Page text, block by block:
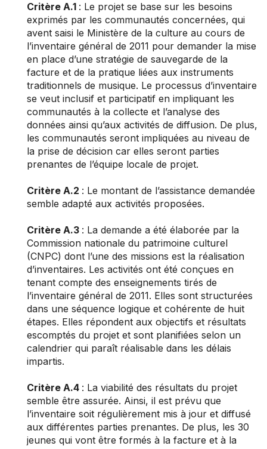
Critère A.1 : Le projet se base sur les besoins
exprimés par les communautés concernées, qui
avent saisi le Ministère de la culture au cours de
l’inventaire général de 2011 pour demander la mise
en place d’une stratégie de sauvegarde de la
facture et de la pratique liées aux instruments
traditionnels de musique. Le processus d’inventaire
se veut inclusif et participatif en impliquant les
communautés à la collecte et l’analyse des
données ainsi qu’aux activités de diffusion. De plus,
les communautés seront impliquées au niveau de
la prise de décision car elles seront parties
prenantes de l’équipe locale de projet.
Critère A.2 : Le montant de l’assistance demandée
semble adapté aux activités proposées.
Critère A.3 : La demande a été élaborée par la
Commission nationale du patrimoine culturel
(CNPC) dont l’une des missions est la réalisation
d’inventaires. Les activités ont été conçues en
tenant compte des enseignements tirés de
l’inventaire général de 2011. Elles sont structurées
dans une séquence logique et cohérente de huit
étapes. Elles répondent aux objectifs et résultats
escomptés du projet et sont planifiées selon un
calendrier qui paraît réalisable dans les délais
impartis.
Critère A.4 : La viabilité des résultats du projet
semble être assurée. Ainsi, il est prévu que
l’inventaire soit régulièrement mis à jour et diffusé
aux différentes parties prenantes. De plus, les 30
jeunes qui vont être formés à la facture et à la